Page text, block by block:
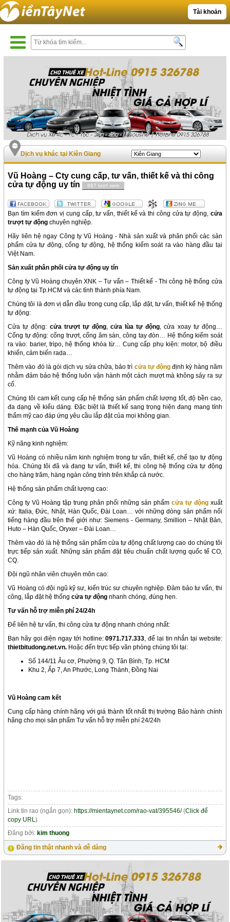
Tài khoản
Dịch vụ khác tại Kiên Giang
Vũ Hoàng – Cty cung cấp, tư vấn, thiết kế và thi công
cửa tự động uy tín
887 lượt xem
Bạn tìm kiếm đơn vị cung cấp, tư vấn, thiết kế và thi công cửa tự động, cửa
trượt tự động chuyên nghiệp.
Hãy liên hệ ngay Công ty Vũ Hoàng - Nhà sản xuất và phân phối các sản
phẩm cửa tự động, cổng tự động, hệ thống kiểm soát ra vào hàng đầu tại
Việt Nam.
Sản xuất phân phối cửa tự động uy tín
Công ty Vũ Hoàng chuyên XNK – Tư vấn – Thiết kế - Thi công hệ thống cửa
tự động tại Tp.HCM và các tỉnh thành phía Nam.
Chúng tôi là đơn vị dẫn đầu trong cung cấp, lắp đặt, tư vấn, thiết kế hệ thống
tự động:
Cửa tự động: cửa trượt tự động, cửa lùa tự động, cửa xoay tự động…
Cổng tự động: cổng trượt, cổng âm sàn, công tay đòn… Hệ thống kiểm soát
ra vào: barier, tripo, hệ thống khóa từ… Cung cấp phụ kiện: motor, bộ điều
khiển, cảm biến rada…
Thêm vào đó là gói dịch vụ sửa chữa, bảo trì cửa tự độngđịnh kỳ hàng năm
nhằm đảm bảo hệ thống luôn vận hành một cách mượt mà không sảy ra sự
cố.
Chúng tôi cam kết cung cấp hệ thống sản phẩm chất lượng tốt, độ bền cao,
đa dạng về kiểu dáng. Đặc biệt là thiết kế sang trọng hiện đang mang tính
thẩm mỹ cao đáp ứng yêu cầu lắp đặt của mọi không gian.
Thế mạnh của Vũ Hoàng
Kỹ năng kinh nghiệm:
Vũ Hoàng có nhiều năm kinh nghiệm trong tư vấn, thiết kế, chế tạo tự động
hóa. Chúng tôi đã và đang tư vấn, thiết kế, thi công hệ thống cửa tự động
cho hàng trăm, hàng ngàn công trình trên khắp cả nước.
Hệ thống sản phẩm chất lượng cao:
Công ty Vũ Hoàng tập trung phân phối những sản phẩm cửa tự độngxuất
xứ: Italia, Đức, Nhật, Hàn Quốc, Đài Loan… với những dòng sản phẩm nổi
tiếng hàng đầu trên thế giới như: Siemens - Germany, Smillion – Nhật Bản,
Huto – Hàn Quốc, Oryxer – Đài Loan…
Thêm vào đó là hệ thống sản phẩm cửa tự động chất lượng cao do chúng tôi
trực tiếp sản xuất. Những sản phẩm đặt tiêu chuẩn chất lượng quốc tế CO,
CQ.
Đội ngũ nhân viên chuyên môn cao:
Vũ Hoàng có đội ngũ kỹ sư, kiến trúc sư chuyên nghiệp. Đảm bảo tư vấn, thi
công, lắp đặt hệ thốngcửa tự độngnhanh chóng, đúng hẹn.
Tư vấn hỗ trợ miễn phí 24/24h
Để liên hệ tư vấn, thi công cửa tự động nhanh chóng nhất:
Bạn hãy gọi điện ngay tới hotline:0971.717.333, để lại tin nhắn tại website:
thietbitudong.net.vn. Hoặc đến trực tiếp văn phòng chúng tôi tại:
Số 144/11 Âu cơ, Phường 9, Q. Tân Bình, Tp. HCM
Khu 2, Ấp 7, An Phước, Long Thành, Đồng Nai
Vũ Hoàng cam kết
Cung cấp hàng chính hãng với giá thành tốt nhất thị trường Bảo hành chính
hãng cho mọi sản phẩm Tư vấn hỗ trợ miễn phí 24/24h
Tags:
Link tin rao (ngắn gọn): https://mientaynet.com/rao-vat/395546/(Click để
copy URL)
Đăng bởi: kim thuong
Đăng tin thật nhanh và dễ dàng